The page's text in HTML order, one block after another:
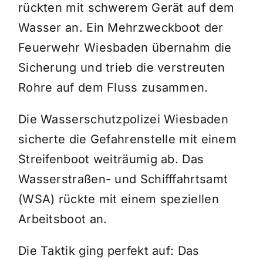
rückten mit schwerem Gerät auf dem
Wasser an. Ein Mehrzweckboot der
Feuerwehr Wiesbaden übernahm die
Sicherung und trieb die verstreuten
Rohre auf dem Fluss zusammen.
Die Wasserschutzpolizei Wiesbaden
sicherte die Gefahrenstelle mit einem
Streifenboot weiträumig ab. Das
Wasserstraßen- und Schifffahrtsamt
(WSA) rückte mit einem speziellen
Arbeitsboot an.
Die Taktik ging perfekt auf: Das